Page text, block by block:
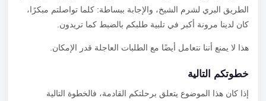
الطريق البري لشرم الشيخ، والإجابة ببساطة: كلما تواصلتم مبكرًا،
كان لدينا مرونة أكبر في تلبية طلبكم بالضبط كما تريدون.
هذا لا يمنع أننا نتعامل أيضًا مع الطلبات العاجلة قدر الإمكان.
خطوتكم التالية
إذا كان هذا الموضوع يتعلق برحلتكم القادمة، فالخطوة التالية